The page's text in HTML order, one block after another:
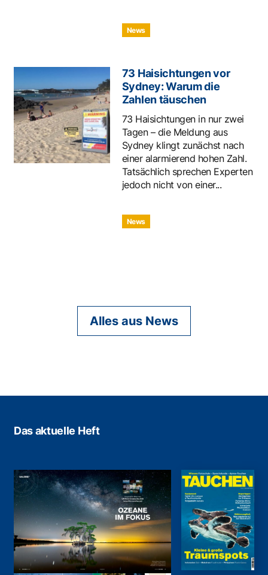
News
73 Haisichtungen vor
Sydney: Warum die
Zahlen täuschen
73 Haisichtungen in nur zwei
Tagen – die Meldung aus
Sydney klingt zunächst nach
einer alarmierend hohen Zahl.
Tatsächlich sprechen Experten
jedoch nicht von einer...
News
Alles aus News
Das aktuelle Heft